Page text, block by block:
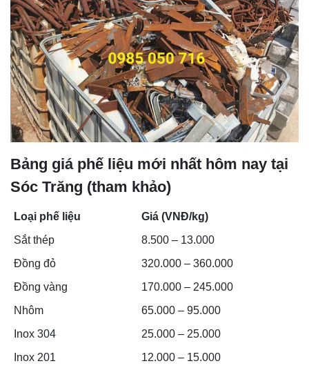
Bảng giá phế liệu mới nhất hôm nay tại
Sóc Trăng (tham khảo)
Loại phế liệu
Giá (VNĐ/kg)
Sắt thép
8.500 – 13.000
Đồng đỏ
320.000 – 360.000
Đồng vàng
170.000 – 245.000
Nhôm
65.000 – 95.000
Inox 304
25.000 – 25.000
Inox 201
12.000 – 15.000